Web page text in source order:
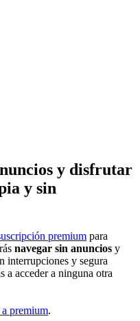
y disfrutar
y sin
premium para
navegar sin anuncios y
interrupciones y segura
a acceder a ninguna otra
premium.